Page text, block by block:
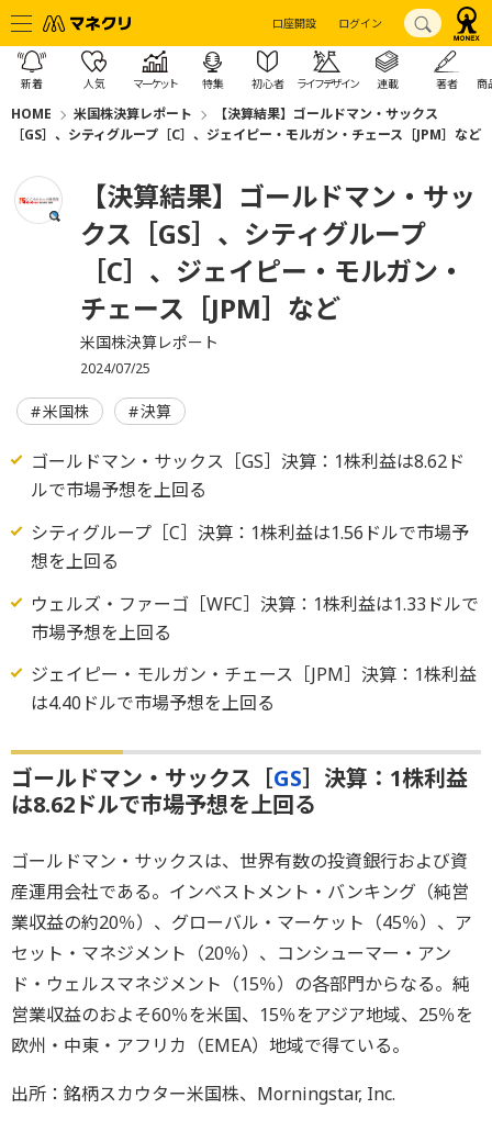
口座開設 ログイン
新着 人気 マーケット 特集 初心者 ライフデザイン 連載 著者 商
HOME 米国株決算レポート
【決算結果】ゴールドマン・サックス
［GS］、シティグループ［C］、ジェイピー・モルガン・チェース［JPM］など
【決算結果】ゴールドマン・サッ
クス［GS］、シティグループ
［C］、ジェイピー・モルガン・
チェース［JPM］など
米国株決算レポート
2024/07/25
米国株 決算
ゴールドマン・サックス［GS］決算：1株利益は8.62ド
ルで市場予想を上回る
シティグループ［C］決算：1株利益は1.56ドルで市場予
想を上回る
ウェルズ・ファーゴ［WFC］決算：1株利益は1.33ドルで
市場予想を上回る
ジェイピー・モルガン・チェース［JPM］決算：1株利益
は4.40ドルで市場予想を上回る
ゴールドマン・サックス［GS］決算：1株利益
は8.62ドルで市場予想を上回る
ゴールドマン・サックスは、世界有数の投資銀行および資
産運用会社である。インベストメント・バンキング（純営
業収益の約20％）、グローバル・マーケット（45％）、ア
セット・マネジメント（20％）、コンシューマー・アン
ド・ウェルスマネジメント（15％）の各部門からなる。純
営業収益のおよそ60％を米国、15％をアジア地域、25％を
欧州・中東・アフリカ（EMEA）地域で得ている。
出所：銘柄スカウター米国株、Morningstar, Inc.